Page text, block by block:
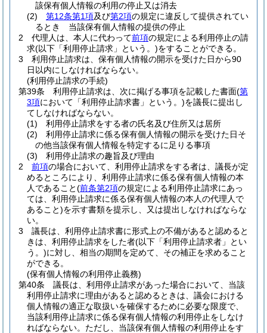
該保有個人情報の利用の停止又は消去
(2)
第12条第1項及び第2項の規定に違反して提供されてい
るとき 当該保有個人情報の提供の停止
2
代理人は、本人に代わって前項の規定による利用停止の請
求(以下「利用停止請求」という。)をすることができる。
3
利用停止請求は、保有個人情報の開示を受けた日から90
日以内にしなければならない。
(利用停止請求の手続)
第39条
利用停止請求は、次に掲げる事項を記載した書面(第
3項において「利用停止請求書」という。)を議長に提出し
てしなければならない。
(1)
利用停止請求をする者の氏名及び住所又は居所
(2)
利用停止請求に係る保有個人情報の開示を受けた日そ
の他当該保有個人情報を特定するに足りる事項
(3)
利用停止請求の趣旨及び理由
2
前項の場合において、利用停止請求をする者は、議長が定
めるところにより、利用停止請求に係る保有個人情報の本
人であること(前条第2項の規定による利用停止請求にあっ
ては、利用停止請求に係る保有個人情報の本人の代理人で
あること)を示す書類を提示し、又は提出しなければならな
い。
3
議長は、利用停止請求書に形式上の不備があると認めると
きは、利用停止請求をした者(以下「利用停止請求者」とい
う。)に対し、相当の期間を定めて、その補正を求めること
ができる。
(保有個人情報の利用停止義務)
第40条
議長は、利用停止請求があった場合において、当該
利用停止請求に理由があると認めるときは、議会における
個人情報の適正な取扱いを確保するために必要な限度で、
当該利用停止請求に係る保有個人情報の利用停止をしなけ
ればならない。 ただし、当該保有個人情報の利用停止をす